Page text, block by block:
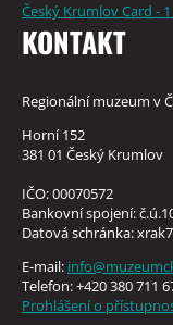
Český Krumlov Card -
KONTAKT
Regionální muzeum v
Horní 152
381 01 Český Krumlov
IČO: 00070572
Bankovní spojení:
Datová schránka:
E-mail:
Telefon: +420 380 711
Prohlášení o